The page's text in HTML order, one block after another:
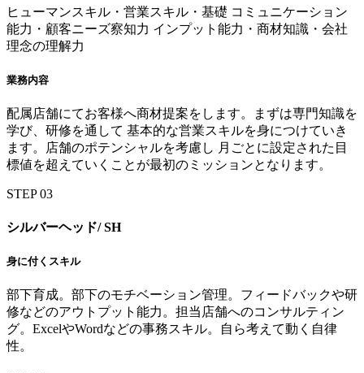
ヒューマンスキル・営業スキル・基礎 コミュニケーション
能力・顧客ニーズ察知力 インプット能力・商材知識・会社
理念の理解力
業務内容
配属店舗にてお客様へ商材提案をします。まずは専門知識を
学び、研修を通して 基本的な営業スキルを身につけていき
ます。店舗のポテンシャルを考慮し 月ごとに設定された目
標値を超えていくことが最初のミッションとなります。
STEP03
シルバーヘッド/SH
身に付くスキル
部下育成。部下のモチベーション管理。フィードバックや研
修などのアウトプット能力。担当店舗へのコンサルティン
グ。ExcelやWordなどの事務スキル。自ら考えて動く自律
性。